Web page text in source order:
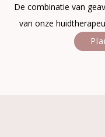
De combinatie van
van onze